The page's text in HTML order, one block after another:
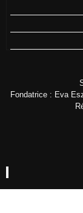
Fondatrice : Eva